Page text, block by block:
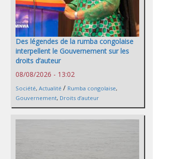
Des légendes de la rumba congolaise
interpellent le Gouvernement sur les
droits d’auteur
08/08/2026 - 13:02
Société, Actualité / Rumba congolaise,
Gouvernement, Droits d’auteur